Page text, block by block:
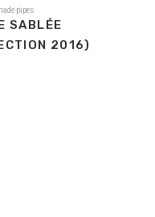
pipes
SABLÉE
2016)